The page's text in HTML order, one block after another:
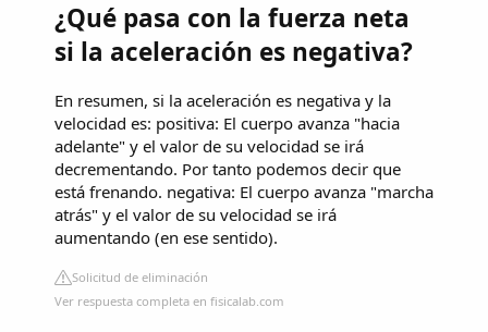
¿Qué pasa con la fuerza neta
si la aceleración es negativa?
En resumen, si la aceleración es negativa y la
velocidad es: positiva: El cuerpo avanza "hacia
adelante" y el valor de su velocidad se irá
decrementando. Por tanto podemos decir que
está frenando. negativa: El cuerpo avanza "marcha
atrás" y el valor de su velocidad se irá
aumentando (en ese sentido).
Solicitud de eliminación
Ver respuesta completa en fisicalab.com